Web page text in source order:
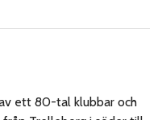
ett 80-tal klubbar och